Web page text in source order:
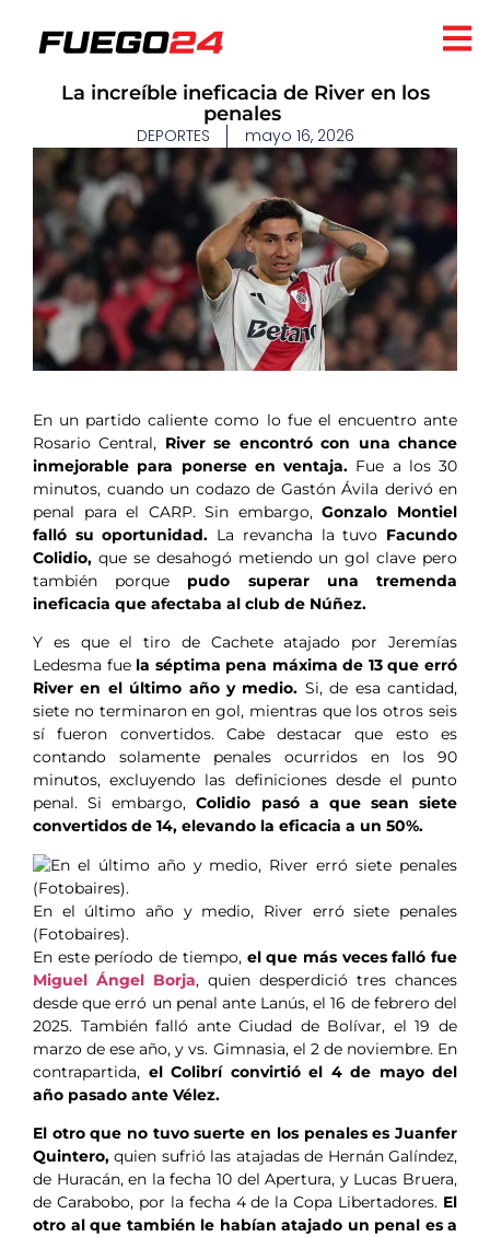
​La increíble ineficacia de River en los
penales
DEPORTES mayo 16, 2026
En un partido caliente como lo fue el encuentro ante
Rosario Central, River se encontró con una chance
inmejorable para ponerse en ventaja. Fue a los 30
minutos, cuando un codazo de Gastón Ávila derivó en
penal para el CARP. Sin embargo,Gonzalo Montiel
falló su oportunidad. La revancha la tuvo Facundo
Colidio, que se desahogó metiendo un gol clave pero
también porque pudo superar una tremenda
ineficacia que afectaba al club de Núñez.
Y es que el tiro de Cachete atajado por Jeremías
Ledesma fue la séptima pena máxima de 13 que erró
River en el último año y medio. Si, de esa cantidad,
siete no terminaron en gol, mientras que los otros seis
sí fueron convertidos. Cabe destacar que esto es
contando solamente penales ocurridos en los 90
minutos, excluyendo las definiciones desde el punto
penal. Si embargo,Colidio pasó a que sean siete
convertidos de 14, elevando la eficacia a un 50%.
En el último año y medio, River erró siete penales
(Fotobaires).
En este período de tiempo, el que más veces falló fue
Miguel Ángel Borja, quien desperdició tres chances
desde que erró un penal ante Lanús, el 16 de febrero del
2025. También falló ante Ciudad de Bolívar, el 19 de
marzo de ese año, y vs. Gimnasia, el 2 de noviembre. En
contrapartida, el Colibrí convirtió el 4 de mayo del
año pasado ante Vélez.
El otro que no tuvo suerte en los penales es Juanfer
Quintero, quien sufrió las atajadas de Hernán Galíndez,
de Huracán, en la fecha 10 del Apertura, y Lucas Bruera,
de Carabobo, por la fecha 4 de la Copa Libertadores. El
otro al que también le habían atajado un penal es a